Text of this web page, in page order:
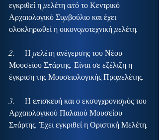
εγκριθεί η μελέτη από το Κεντρικό
Αρχαιολογικό Συμβούλιο και έχει
ολοκληρωθεί η οικονομοτεχνική μελέτη.
2.     Η μελέτη ανέγερσης του Νέου
Μουσείου Σπάρτης. Είναι σε εξέλιξη η
έγκριση της Μουσειολογικής Προμελέτης.
3.     Η επισκευή και ο εκσυγχρονισμός του
Αρχαιολογικού Παλαιού Μουσείου
Σπάρτης. Έχει εγκριθεί η Οριστική Μελέτη.